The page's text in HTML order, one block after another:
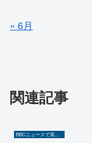
« 6月
関連記事
BBCニュースで英語を勉強しよう（TOEIC対策に！）